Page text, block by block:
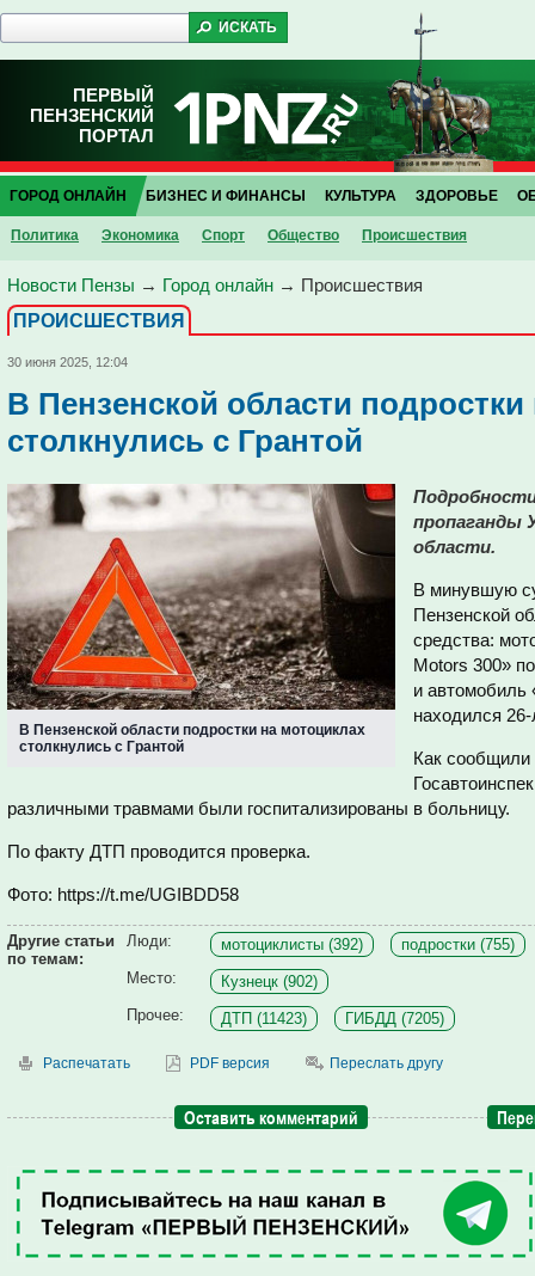
ПЕРВЫЙ
ПЕНЗЕНСКИЙ
ПОРТАЛ
ГОРОД ОНЛАЙН
Политика Экономика Спорт Общество Проиcшествия
БИЗНЕС И ФИНАНСЫ КУЛЬТУРА ЗДОРОВЬЕ
Новости Пензы → Город онлайн → Проиcшествия
ПРОИCШЕСТВИЯ
30 июня 2025, 12:04
В Пензенской области
столкнулись с Грантой
В Пензенской области подростки на мотоциклах
столкнулись с Грантой
пропаганды
области.
В минувшую
Пензенской
средства:
Motors 300»
и автомобиль
находился
Как сообщили
различными травмами были госпитализированы в больницу.
По факту ДТП проводится проверка.
Фото: https://t.me/UGIBDD58
Другие статьи
по темам:
Люди: мотоциклисты (392)
подростки (755)
Место:
Кузнецк (902)
Прочее:
ДТП (11423) ГИБДД (7205)
Распечатать PDF версия Переслать другу
Оставить комментарий